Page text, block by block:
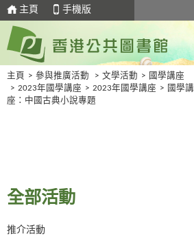
主頁 手機版
主頁 > 參與推廣活動 > 文學活動 > 國學講座
> 2023年國學講座 > 2023年國學講座 > 國學講
座：中國古典小說專題
全部活動
推介活動